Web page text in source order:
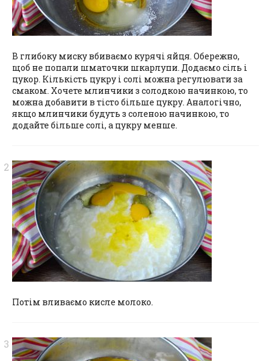
В глибоку миску вбиваємо курячі яйця. Обережно,
щоб не попали шматочки шкарлупи. Додаємо сіль і
цукор. Кількість цукру і солі можна регулювати за
смаком. Хочете млинчики з солодкою начинкою, то
можна добавити в тісто більше цукру. Аналогічно,
якщо млинчики будуть з соленою начинкою, то
додайте більше солі, а цукру менше.
Потім вливаємо кисле молоко.